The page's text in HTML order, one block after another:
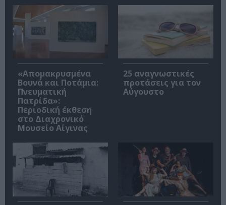
«Απομακρυσμένα
Βουνά και Ποτάμια:
Πνευματική
Πατρίδα»:
Περιοδική έκθεση
στο Διαχρονικό
Μουσείο Αίγινας
25 αναγνωστικές
προτάσεις για τον
Αύγουστο